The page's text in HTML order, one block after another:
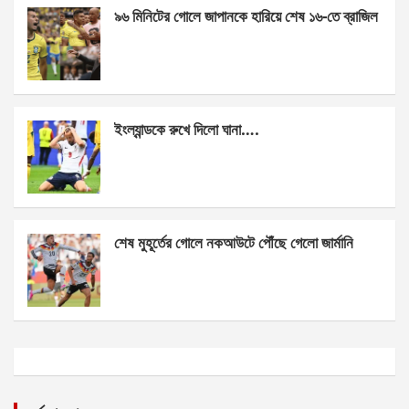
৯৬ মিনিটের গোলে জাপানকে হারিয়ে শেষ ১৬-তে ব্রাজিল
ইংল্যান্ডকে রুখে দিলো ঘানা….
শেষ মুহূর্তের গোলে নকআউটে পৌঁছে গেলো জার্মানি